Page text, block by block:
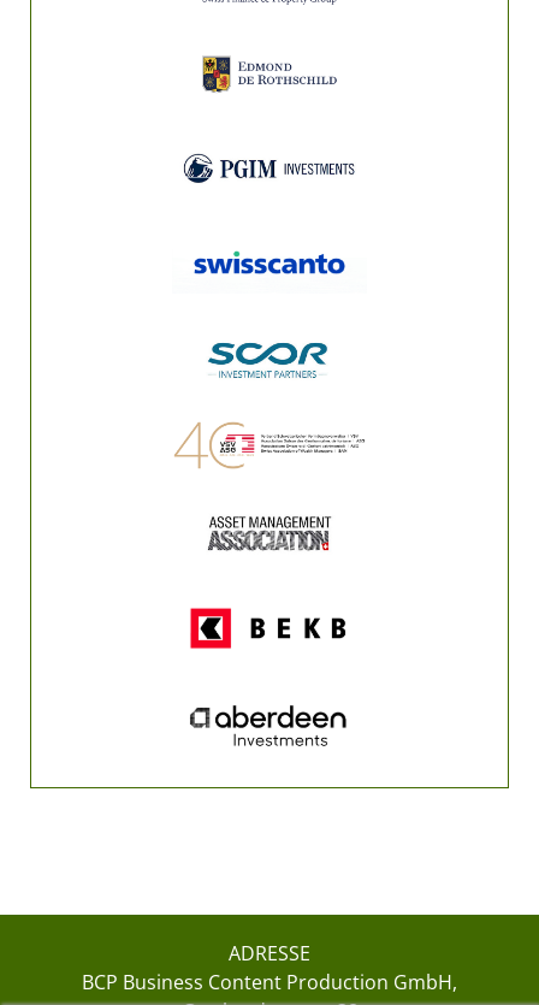
ADRESSE
BCP Business Content Production GmbH